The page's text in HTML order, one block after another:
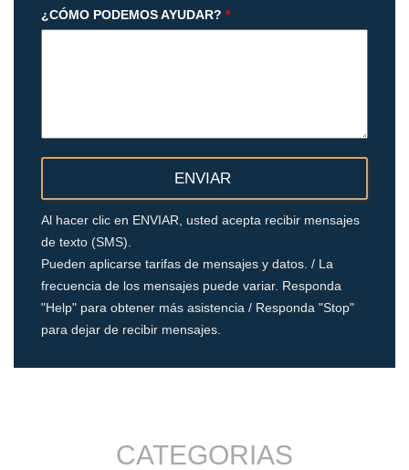
¿CÓMO PODEMOS AYUDAR? *
Al hacer clic en ENVIAR, usted acepta recibir mensajes
de texto (SMS).
Pueden aplicarse tarifas de mensajes y datos. / La
frecuencia de los mensajes puede variar. Responda
"Help" para obtener más asistencia / Responda "Stop"
para dejar de recibir mensajes.
CATEGORIAS